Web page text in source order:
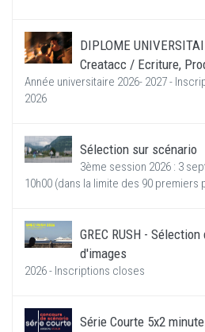
DIPLOME
Creatacc / Ecriture,
Année universitaire 2026- 2027 -
2026
Sélection sur scénario
3ème session 2026 : 3
10h00 (dans la limite des 90 premiers
GREC RUSH -
d'images
2026 - Inscriptions closes
Série Courte 5x2